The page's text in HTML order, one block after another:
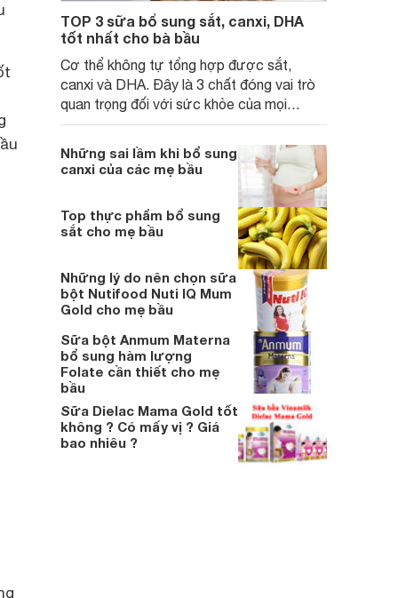
TOP 3 sữa bổ sung sắt, canxi, DHA
tốt nhất cho bà bầu
Cơ thể không tự tổng hợp được sắt,
canxi và DHA. Đây là 3 chất đóng vai trò
quan trọng đối với sức khỏe của mọi
người, đặc biệt là với bà mẹ mang thai.
Vậy đâu là loại sữa bổ sung sắt, canxi,
DHA tốt nhất cho bà bầu?
Những sai lầm khi bổ sung
canxi của các mẹ bầu
Top thực phẩm bổ sung
sắt cho mẹ bầu
Những lý do nên chọn sữa
bột Nutifood Nuti IQ Mum
Gold cho mẹ bầu
Sữa bột Anmum Materna
bổ sung hàm lượng
Folate cần thiết cho mẹ
bầu
Sữa Dielac Mama Gold tốt
không ? Có mấy vị ? Giá
bao nhiêu ?